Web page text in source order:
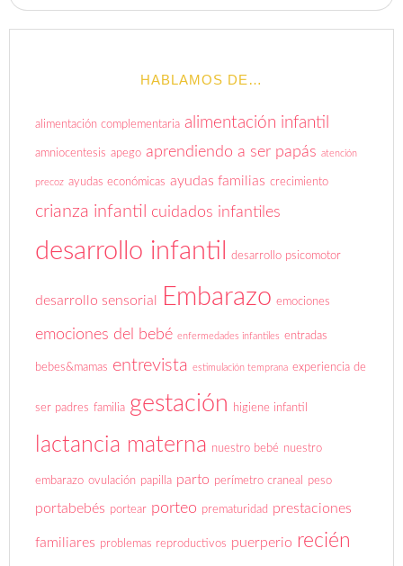
HABLAMOS DE…
alimentación complementaria alimentación infantil
amniocentesis apego aprendiendo a ser papás atención
precoz ayudas económicas ayudas familias crecimiento
crianza infantil cuidados infantiles
desarrollo infantil desarrollo psicomotor
desarrollo sensorial Embarazo emociones
emociones del bebé enfermedades infantiles entradas
bebes&mamas entrevista estimulación temprana experiencia de
ser padres familia gestación higiene infantil
lactancia materna nuestro bebé nuestro
embarazo ovulación papilla parto perímetro craneal peso
portabebés portear porteo prematuridad prestaciones
familiares problemas reproductivos puerperio recién